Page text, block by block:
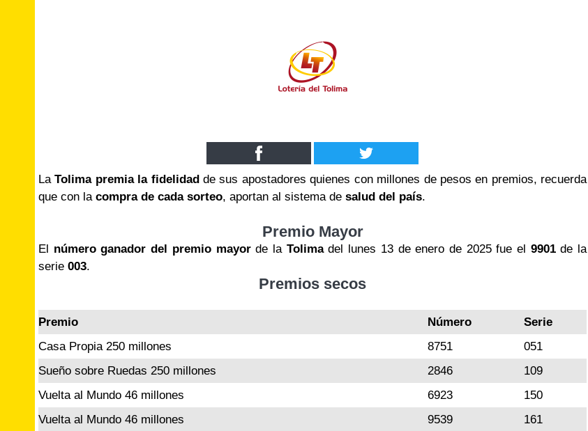
LaTolima premia la fidelidadde sus apostadores quienes con millones de pesos en premios, recuerda
que con la compra de cada sorteo, aportan al sistema de salud del país.
Premio Mayor
El número ganador del premio mayorde la Tolimadel lunes 13 de enero de 2025 fue el 9901de la
serie 003.
Premios secos
Premio Número
Serie
Casa Propia 250 millones
8751
051
Sueño sobre Ruedas 250 millones
2846
109
Vuelta al Mundo 46 millones
6923
150
Vuelta al Mundo 46 millones
9539
161